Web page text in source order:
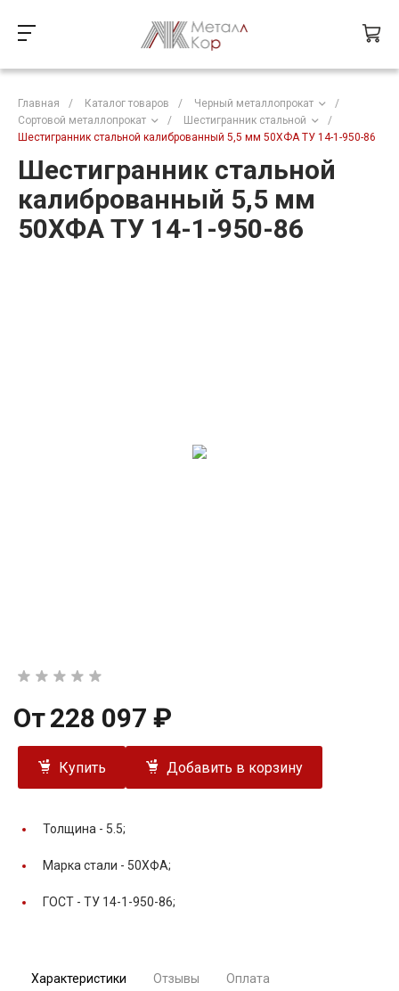
Главная / Каталог товаров / Черный металлопрокат
/
Сортовой металлопрокат
/ Шестигранник стальной
/
Шестигранник стальной калиброванный 5,5 мм 50ХФА ТУ 14-1-950-86
Шестигранник стальной
калиброванный 5,5 мм
50ХФА ТУ 14-1-950-86
От228 097 ₽
Купить Добавить в корзину
Толщина - 5.5;
Марка стали - 50ХФА;
ГОСТ - ТУ 14-1-950-86;
Характеристики Отзывы Оплата